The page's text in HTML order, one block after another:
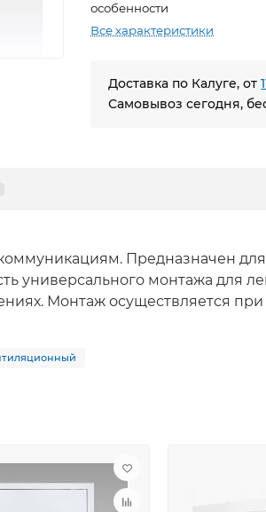
особенности
Все характеристики
Доставка по Калуге, от
Самовывоз сегодня,
Предназначен
универсального монтажа для
Монтаж осуществляется